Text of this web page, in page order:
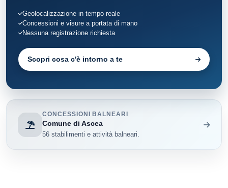
Geolocalizzazione in tempo reale
Concessioni e visure a portata di mano
Nessuna registrazione richiesta
Scopri cosa c'è intorno a te
CONCESSIONI BALNEARI
Comune di Ascea
56 stabilimenti e attività balneari.